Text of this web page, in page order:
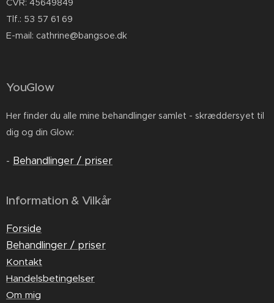
CVR: 45649849
Tlf.: 53 57 61 69
E-mail: cathrine@bangsoe.dk
YouGlow
Her finder du alle mine behandlinger samlet - skræddersyet til
dig og din Glow:
- Behandlinger / priser
Information & Vilkår
Forside
Behandlinger / priser
Kontakt
Handelsbetingelser
Om mig